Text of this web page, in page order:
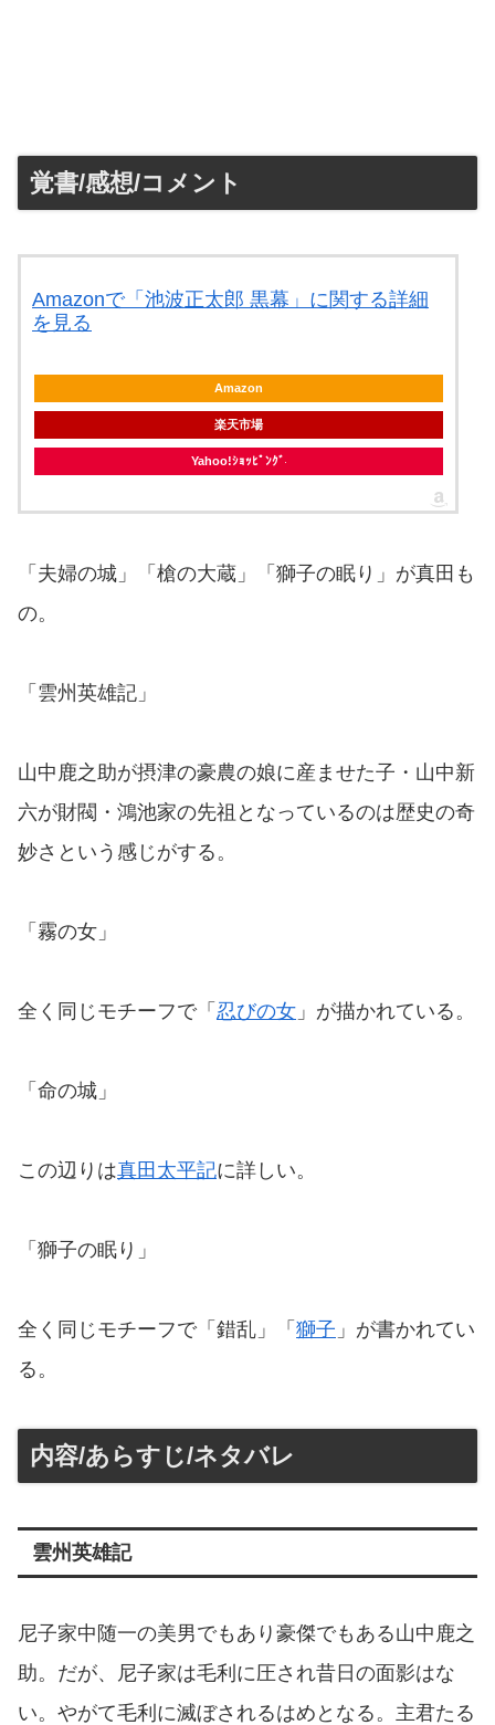
覚書/感想/コメント
Amazonで「池波正太郎 黒幕」に関する詳細
を見る
Amazon
楽天市場
Yahoo!ｼｮｯﾋﾟﾝｸﾞ
「夫婦の城」「槍の大蔵」「獅子の眠り」が真田も
の。
「雲州英雄記」
山中鹿之助が摂津の豪農の娘に産ませた子・山中新
六が財閥・鴻池家の先祖となっているのは歴史の奇
妙さという感じがする。
「霧の女」
全く同じモチーフで「 忍びの女 」が描かれている。
「命の城」
この辺りは真田太平記に詳しい。
「獅子の眠り」
全く同じモチーフで「錯乱」「 獅子 」が書かれてい
る。
内容/あらすじ/ネタバレ
雲州英雄記
尼子家中随一の美男でもあり豪傑でもある山中鹿之
助。だが、尼子家は毛利に圧され昔日の面影はな
い。やがて毛利に滅ぼされるはめとなる。主君たる